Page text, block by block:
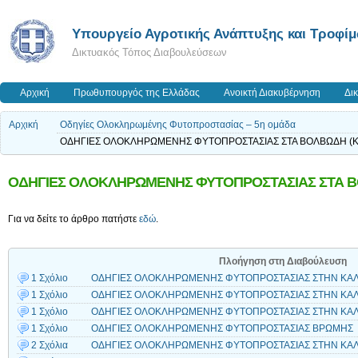
Υπουργείο Αγροτικής Ανάπτυξης και
Δικτυακός Τόπος Διαβουλεύσεων
Αρχική Πρωθυπουργός της Ελλάδας Ανοικτή Διακυβέρνηση
Αρχική
Οδηγίες Ολοκληρωμένης Φυτοπροστασίας – 5η ομάδα
ΟΔΗΓΙΕΣ ΟΛΟΚΛΗΡΩΜΕΝΗΣ ΦΥΤΟΠΡΟΣΤΑΣΙΑΣ ΣΤΑ ΒΟΛΒΩΔΗ
ΟΔΗΓΙΕΣ ΟΛΟΚΛΗΡΩΜΕΝΗΣ ΦΥΤΟΠΡΟΣΤΑΣΙΑΣ ΣΤΑ
Για να δείτε το άρθρο πατήστε εδώ
Πλοήγηση στη Διαβούλευση
1 Σχόλιο
ΟΔΗΓΙΕΣ ΟΛΟΚΛΗΡΩΜΕΝΗΣ ΦΥΤΟΠΡΟΣΤΑΣΙΑΣ ΣΤΗΝ
1 Σχόλιο
ΟΔΗΓΙΕΣ ΟΛΟΚΛΗΡΩΜΕΝΗΣ ΦΥΤΟΠΡΟΣΤΑΣΙΑΣ ΣΤΗΝ
1 Σχόλιο
ΟΔΗΓΙΕΣ ΟΛΟΚΛΗΡΩΜΕΝΗΣ ΦΥΤΟΠΡΟΣΤΑΣΙΑΣ ΣΤΗΝ
1 Σχόλιο
ΟΔΗΓΙΕΣ ΟΛΟΚΛΗΡΩΜΕΝΗΣ ΦΥΤΟΠΡΟΣΤΑΣΙΑΣ ΒΡΩΜΗΣ
2 Σχόλια
ΟΔΗΓΙΕΣ ΟΛΟΚΛΗΡΩΜΕΝΗΣ ΦΥΤΟΠΡΟΣΤΑΣΙΑΣ ΣΤΗΝ